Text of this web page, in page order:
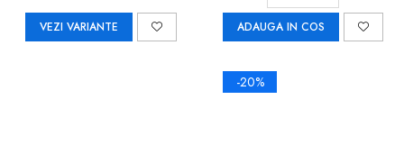
VEZI VARIANTE ADAUGA IN COS
-20%